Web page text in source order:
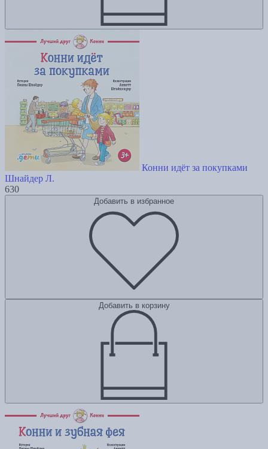
Конни идёт за покупками
Шнайдер Л.
630
Добавить в избранное
Добавить в корзину